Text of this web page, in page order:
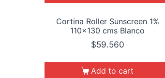
Cortina Roller Sunscreen 1%
110×130 cms Blanco
$59.560
Add to cart